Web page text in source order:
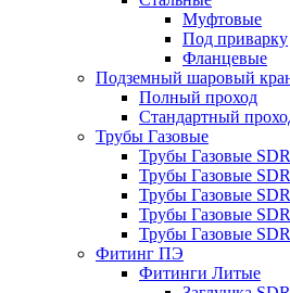
Муфтовые
Под приварку
Фланцевые
Подземный шаровый
Полный проход
Стандартный
Трубы Газовые
Трубы Газовые SDR
Трубы Газовые
Трубы Газовые
Трубы Газовые
Трубы Газовые
Фитинг ПЭ
Фитинги Литые